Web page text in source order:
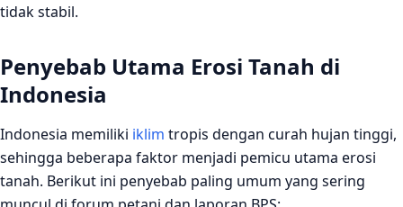
tidak stabil.
Penyebab Utama Erosi Tanah di
Indonesia
Indonesia memiliki iklim tropis dengan curah hujan tinggi,
sehingga beberapa faktor menjadi pemicu utama erosi
tanah. Berikut ini penyebab paling umum yang sering